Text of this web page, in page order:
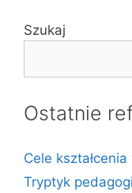
Szukaj
Ostatnie
Cele
Tryptyk